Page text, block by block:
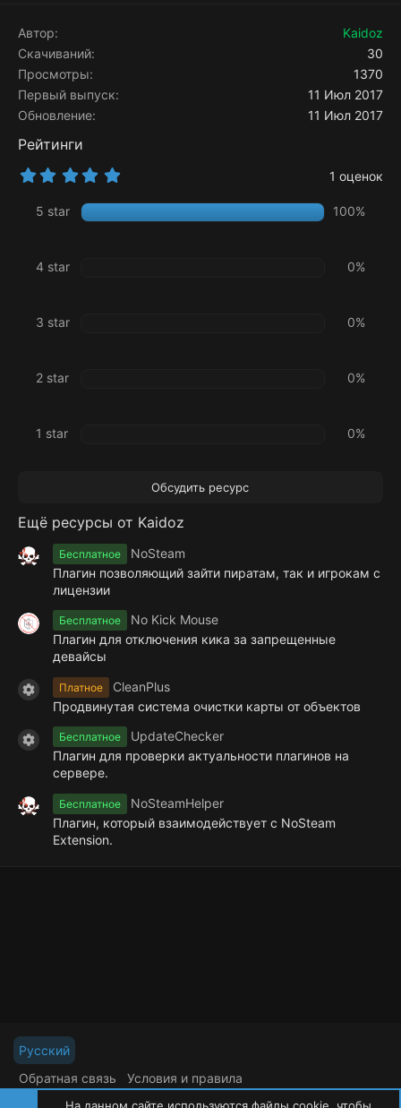
Автор
Kaidoz
Скачиваний
30
Просмотры
1370
Первый выпуск
11 Июл 2017
Обновление
11 Июл 2017
Рейтинги
5
0
0
1 оценок
5 star 100%
4 star 0%
3 star 0%
2 star 0%
1 star 0%
Обсудить ресурс
Ещё ресурсы от Kaidoz
Бесплатное
NoSteam
Плагин позволяющий зайти пиратам, так и игрокам с
лицензии
Бесплатное
No Kick Mouse
Плагин для отключения кика за запрещенные
девайсы
Иконка ресурса
Платное
CleanPlus
Продвинутая система очистки карты от объектов
Иконка ресурса
Бесплатное
UpdateChecker
Плагин для проверки актуальности плагинов на
сервере.
Бесплатное
NoSteamHelper
Плагин, который взаимодействует с NoSteam
Extension.
Русский
Обратная связь
Условия и правила
R